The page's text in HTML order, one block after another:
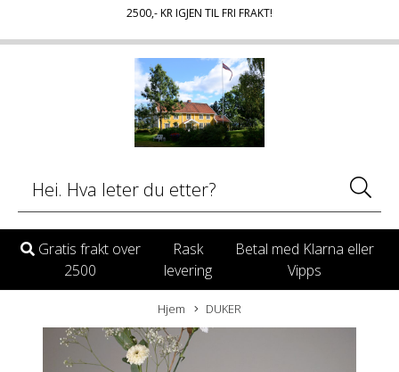
2500,- KR IGJEN TIL FRI FRAKT!
Gratis frakt over
2500
Rask
levering
Betal med Klarna eller
Vipps
Hjem DUKER